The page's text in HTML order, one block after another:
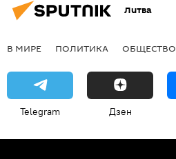
Литва
В МИРЕ ПОЛИТИКА ОБЩЕСТВО
Telegram Дзен